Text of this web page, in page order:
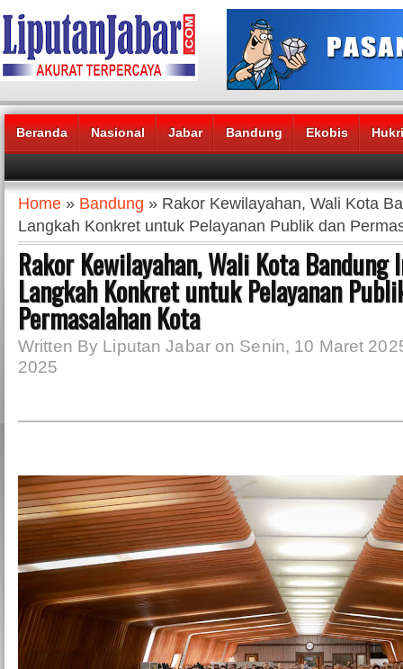
Beranda Nasional Jabar Bandung Ekobis
Headlines News :
Home » Bandung » Rakor Kewilayahan, Wali Kota
Langkah Konkret untuk Pelayanan Publik dan
Rakor Kewilayahan, Wali Kota
Langkah Konkret untuk Pelayanan
Permasalahan Kota
Written By Liputan Jabar on Senin, 10 Maret
2025